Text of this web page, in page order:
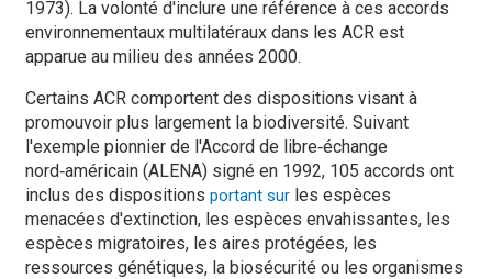
1973). La volonté d'inclure une référence à ces accords
environnementaux multilatéraux dans les ACR est
apparue au milieu des années 2000.
Certains ACR comportent des dispositions visant à
promouvoir plus largement la biodiversité. Suivant
l'exemple pionnier de l'Accord de libre‑échange
nord‑américain (ALENA) signé en 1992, 105 accords ont
inclus des dispositions portant sur les espèces
menacées d'extinction, les espèces envahissantes, les
espèces migratoires, les aires protégées, les
ressources génétiques, la biosécurité ou les organismes